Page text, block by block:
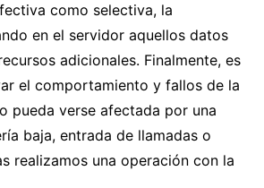
como selectiva, la
en el servidor aquellos datos
adicionales. Finalmente, es
el comportamiento y fallos de la
pueda verse afectada por una
baja, entrada de llamadas o
realizamos una operación con la